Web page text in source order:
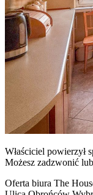
Właściciel powierzył
Możesz zadzwonić
Oferta biura The